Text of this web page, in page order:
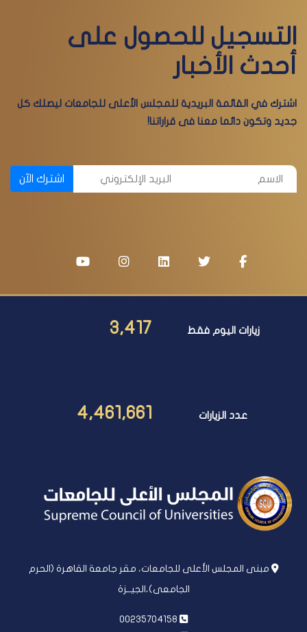
التسجيل للحصول على
أحدث الأخبار
اشترك في القائمة البريدية للمجلس الأعلى للجامعات ليصلك كل
جديد وتكون دائما معنا فى قراراتنا!
اشترك الآن
زيارات اليوم فقط 3,417
عدد الزيارات 4,461,661
مبنى المجلس الأعلى للجامعات، مقر جامعة القاهرة (الحرم
الجامعى)،الجيــزة